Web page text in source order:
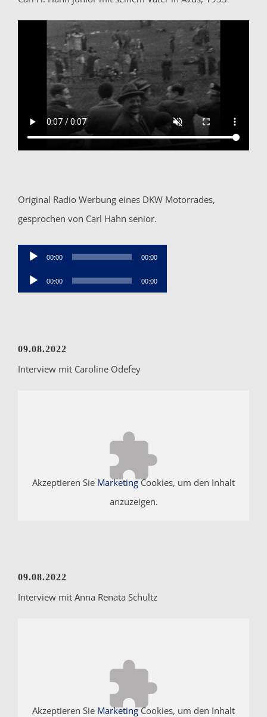
Original Radio Werbung eines DKW Motorrades,
gesprochen von Carl Hahn senior.
Audio-
Player
00:00 00:00
Audio-
Player
00:00 00:00
09.08.2022
Interview mit Caroline Odefey
Akzeptieren Sie MarketingCookies, um den Inhalt
anzuzeigen.
09.08.2022
Interview mit Anna Renata Schultz
Akzeptieren Sie MarketingCookies, um den Inhalt